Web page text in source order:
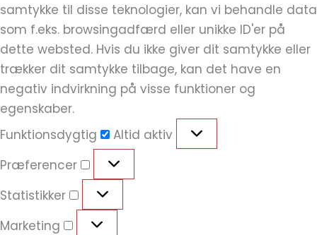
samtykke til disse teknologier, kan vi behandle data
som f.eks. browsingadfærd eller unikke ID'er på
dette websted. Hvis du ikke giver dit samtykke eller
trækker dit samtykke tilbage, kan det have en
negativ indvirkning på visse funktioner og
egenskaber.
Funktionsdygtig
Altid aktiv
Præferencer
Statistikker
Marketing